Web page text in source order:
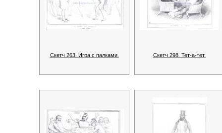
Скетч 263. Игра с палками. Скетч 298. Тет-а-тет.